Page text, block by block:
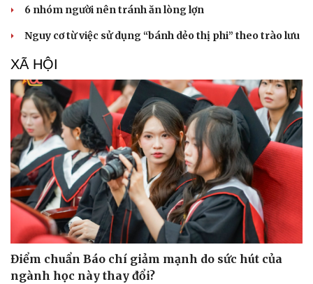
6 nhóm người nên tránh ăn lòng lợn
Nguy cơ từ việc sử dụng “bánh dẻo thị phi” theo trào lưu
XÃ HỘI
Điểm chuẩn Báo chí giảm mạnh do sức hút của
ngành học này thay đổi?